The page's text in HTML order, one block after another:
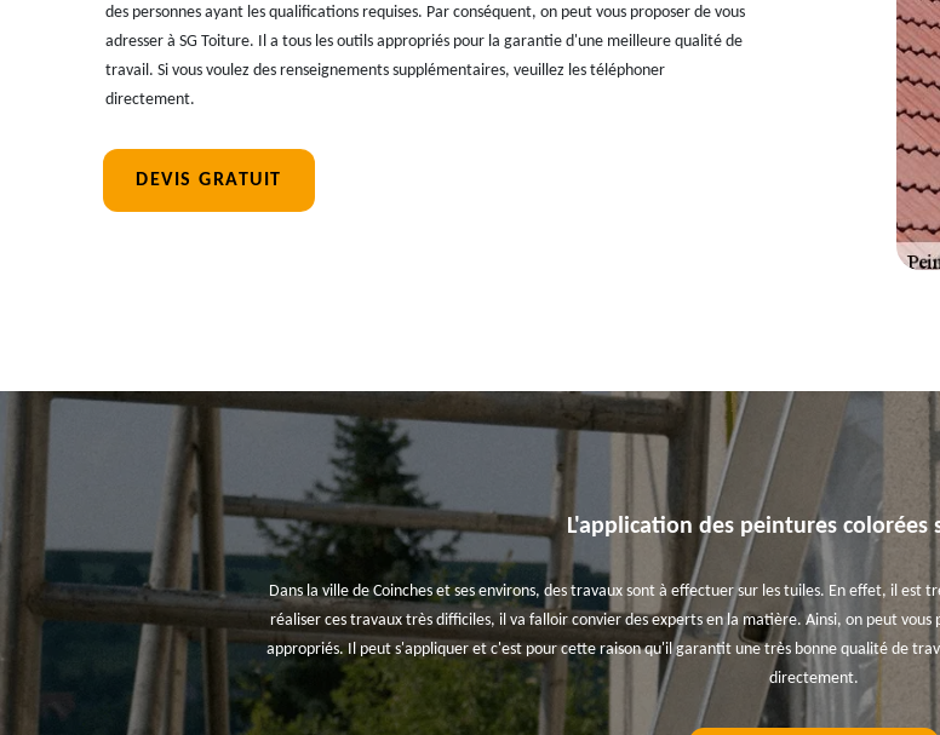
des personnes ayant les qualifications requises. Par conséquent, on peut vous proposer de vous
adresser à SG Toiture. Il a tous les outils appropriés pour la garantie d'une meilleure qualité de
travail. Si vous voulez des renseignements supplémentaires, veuillez les téléphoner
directement.
DEVIS GRATUIT
L'application des peintures colorées
Dans la ville de Coinches et ses environs, des travaux sont à effectuer sur les tuiles. En effet, il
réaliser ces travaux très difficiles, il va falloir convier des experts en la matière. Ainsi, on peut
appropriés. Il peut s'appliquer et c'est pour cette raison qu'il garantit une très bonne qualité de
directement.